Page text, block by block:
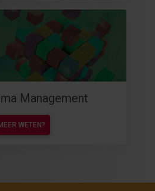
Management
WETEN?